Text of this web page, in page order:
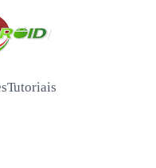
/
Tutoriais